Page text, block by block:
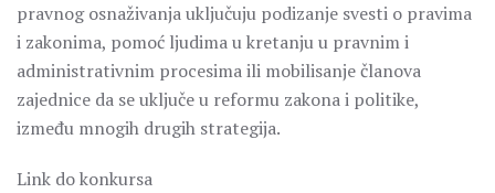
pravnog osnaživanja uključuju podizanje svesti o pravima
i zakonima, pomoć ljudima u kretanju u pravnim i
administrativnim procesima ili mobilisanje članova
zajednice da se uključe u reformu zakona i politike,
između mnogih drugih strategija.
Link do konkursa